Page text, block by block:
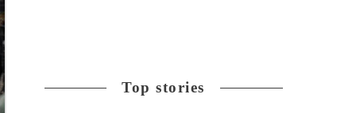
Top stories